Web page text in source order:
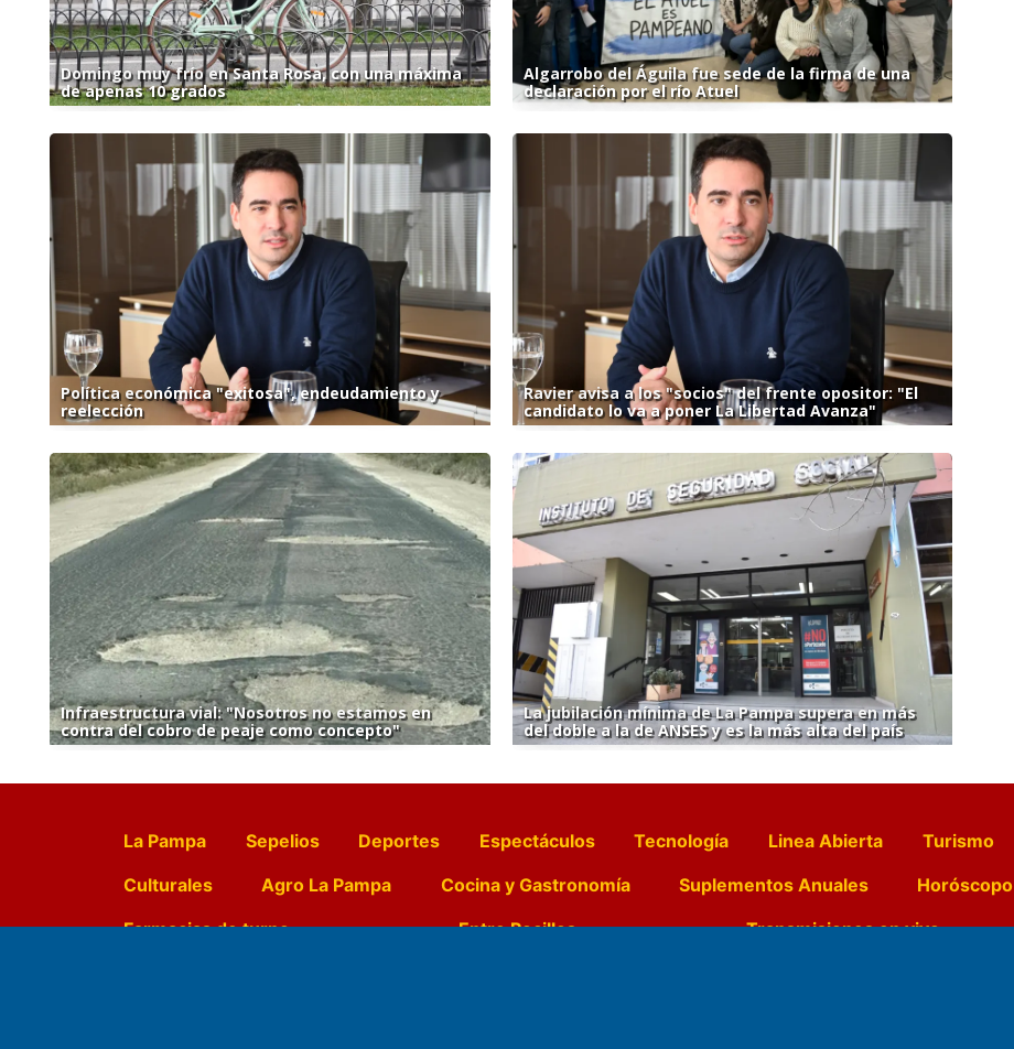
Domingo muy frío en Santa Rosa, con una máxima
de apenas 10 grados
Algarrobo del Águila fue sede de la firma de una
declaración por el río Atuel
Política económica "exitosa", endeudamiento y
reelección
Ravier avisa a los "socios" del frente opositor: "El
candidato lo va a poner La Libertad Avanza"
Infraestructura vial: "Nosotros no estamos en
contra del cobro de peaje como concepto"
La jubilación mínima de La Pampa supera en más
del doble a la de ANSES y es la más alta del país
La Pampa Sepelios Deportes Espectáculos Tecnología Linea Abierta Turismo
Culturales
Agro La Pampa Cocina y Gastronomía Suplementos Anuales Horóscopo
Farmacias de turno
Entre Pocillos Transmisiones en vivo